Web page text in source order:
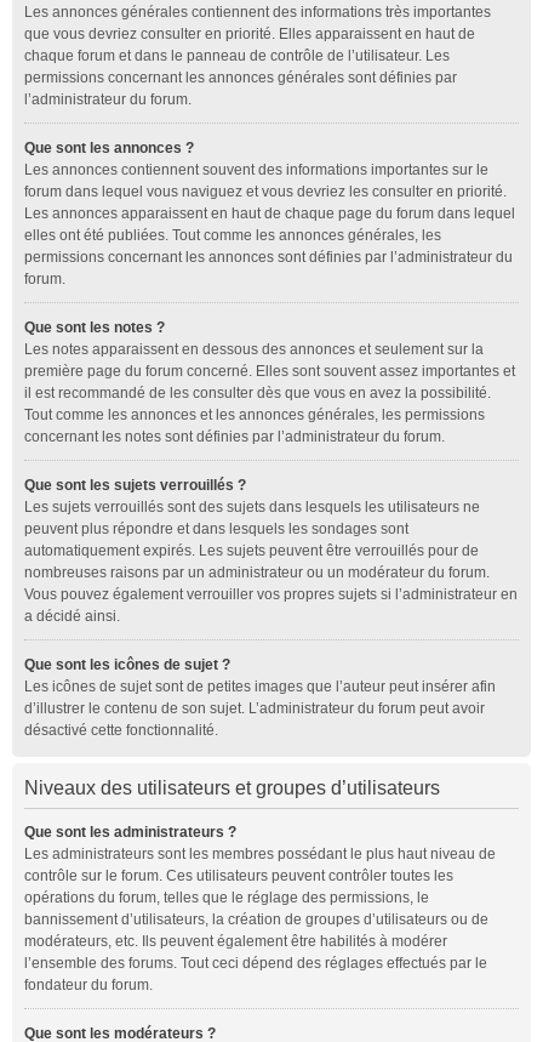
Les annonces générales contiennent des informations très importantes
que vous devriez consulter en priorité. Elles apparaissent en haut de
chaque forum et dans le panneau de contrôle de l’utilisateur. Les
permissions concernant les annonces générales sont définies par
l’administrateur du forum.
Que sont les annonces ?
Les annonces contiennent souvent des informations importantes sur le
forum dans lequel vous naviguez et vous devriez les consulter en priorité.
Les annonces apparaissent en haut de chaque page du forum dans lequel
elles ont été publiées. Tout comme les annonces générales, les
permissions concernant les annonces sont définies par l’administrateur du
forum.
Que sont les notes ?
Les notes apparaissent en dessous des annonces et seulement sur la
première page du forum concerné. Elles sont souvent assez importantes et
il est recommandé de les consulter dès que vous en avez la possibilité.
Tout comme les annonces et les annonces générales, les permissions
concernant les notes sont définies par l’administrateur du forum.
Que sont les sujets verrouillés ?
Les sujets verrouillés sont des sujets dans lesquels les utilisateurs ne
peuvent plus répondre et dans lesquels les sondages sont
automatiquement expirés. Les sujets peuvent être verrouillés pour de
nombreuses raisons par un administrateur ou un modérateur du forum.
Vous pouvez également verrouiller vos propres sujets si l’administrateur en
a décidé ainsi.
Que sont les icônes de sujet ?
Les icônes de sujet sont de petites images que l’auteur peut insérer afin
d’illustrer le contenu de son sujet. L’administrateur du forum peut avoir
désactivé cette fonctionnalité.
Niveaux des utilisateurs et groupes d’utilisateurs
Que sont les administrateurs ?
Les administrateurs sont les membres possédant le plus haut niveau de
contrôle sur le forum. Ces utilisateurs peuvent contrôler toutes les
opérations du forum, telles que le réglage des permissions, le
bannissement d’utilisateurs, la création de groupes d’utilisateurs ou de
modérateurs, etc. Ils peuvent également être habilités à modérer
l’ensemble des forums. Tout ceci dépend des réglages effectués par le
fondateur du forum.
Que sont les modérateurs ?